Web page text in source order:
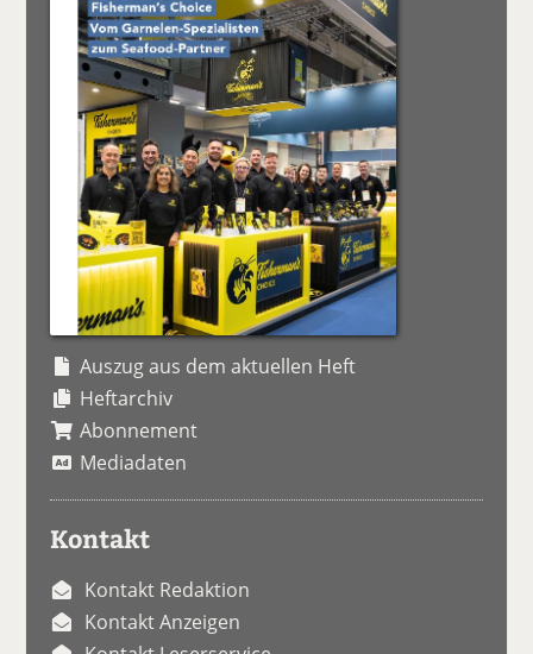
Auszug aus dem aktuellen Heft
Heftarchiv
Abonnement
Mediadaten
Kontakt
Kontakt Redaktion
Kontakt Anzeigen